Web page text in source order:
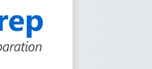
sayfasına